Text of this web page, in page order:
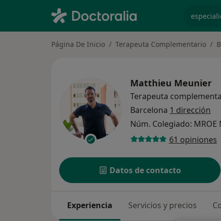
Página De Inicio Terapeuta Complementario
Matthieu Meunier
Terapeuta
Barcelona 1 dirección
Núm. Colegiado: MROE
61 opiniones
Datos de contacto
Experiencia Servicios y precios